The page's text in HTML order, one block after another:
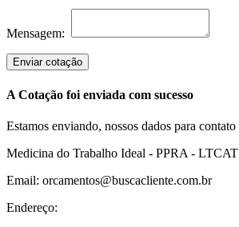
Mensagem:
Enviar cotação
A Cotação foi enviada com sucesso
Estamos enviando, nossos dados para contato
Medicina do Trabalho Ideal - PPRA - LTCAT
Email: orcamentos@buscacliente.com.br
Endereço: